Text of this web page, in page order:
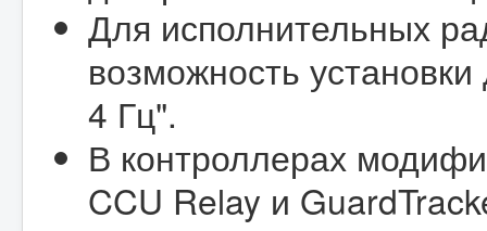
Для исполнительных
возможность
4 Гц".
В контроллерах
CCU Relay и